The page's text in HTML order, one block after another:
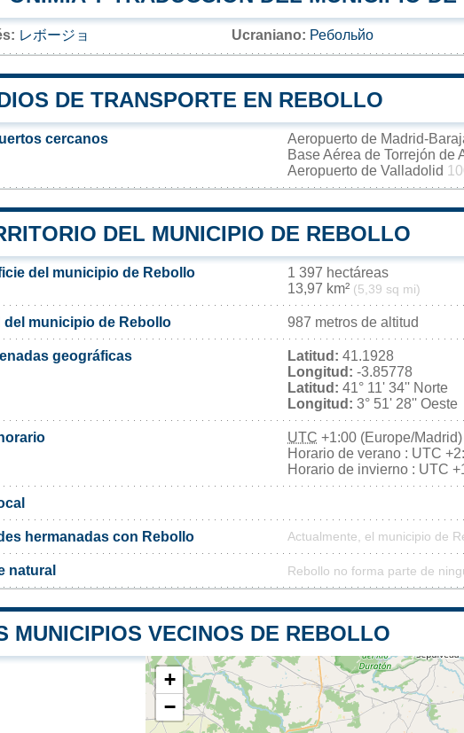
レボージョ Ucraniano: Ребольйо
DE TRANSPORTE EN REBOLLO
cercanos
Aeropuerto de Madrid-
Base Aérea de Torrejón de
Aeropuerto de Valladolid
DEL MUNICIPIO DE REBOLLO
del municipio de Rebollo
1 397 hectáreas
13,97 km² (5,39 sq mi)
del municipio de Rebollo 987 metros de altitud
geográficas Latitud: 41.1928
Longitud: -3.85778
Latitud: 41° 11' 34'' Norte
Longitud: 3° 51' 28'' Oeste
UTC +1:00 (Europe/Madrid)
Horario de verano : UTC
Horario de invierno : UTC
hermanadas con Rebollo Actualmente, el municipio de
natural Rebollo no forma parte de
MUNICIPIOS VECINOS DE REBOLLO
+
−